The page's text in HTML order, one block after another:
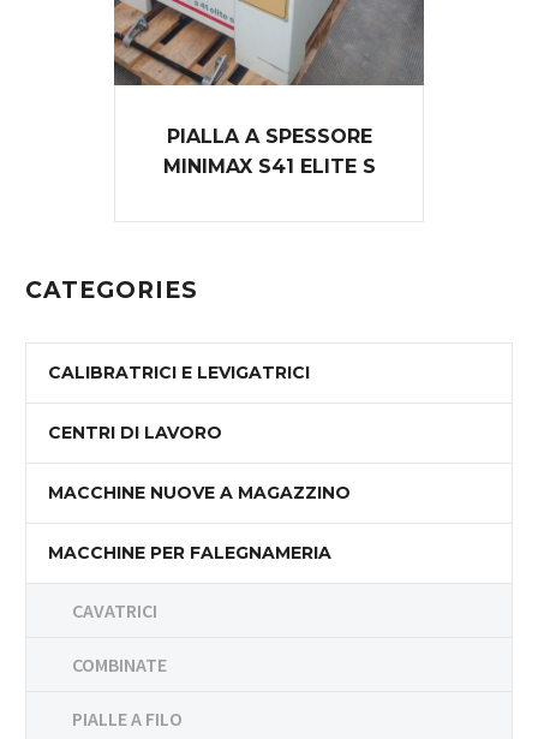
PIALLA A SPESSORE
MINIMAX S41 ELITE S
CATEGORIES
CALIBRATRICI E LEVIGATRICI
CENTRI DI LAVORO
MACCHINE NUOVE A MAGAZZINO
MACCHINE PER FALEGNAMERIA
CAVATRICI
COMBINATE
PIALLE A FILO